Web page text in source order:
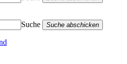
Suche
Suche abschicken